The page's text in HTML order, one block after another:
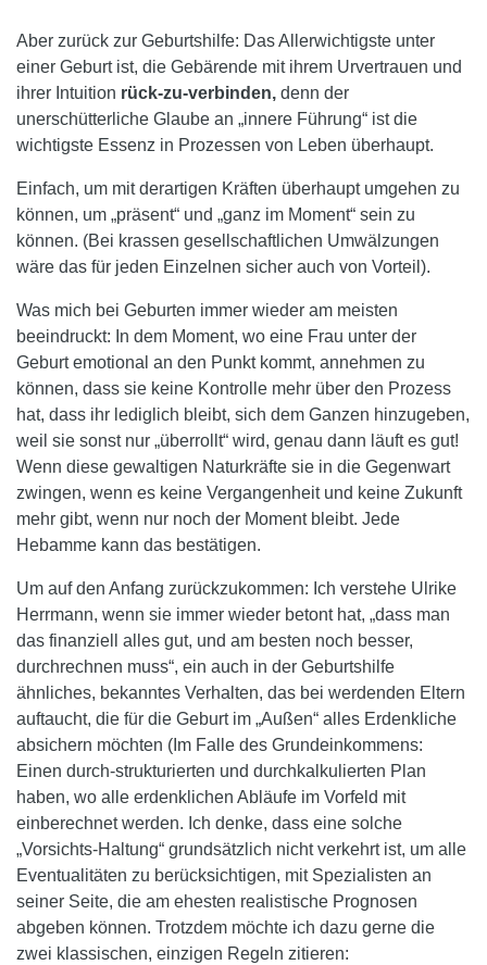
Aber zurück zur Geburtshilfe: Das Allerwichtigste unter
einer Geburt ist, die Gebärende mit ihrem Urvertrauen und
ihrer Intuition rück-zu-verbinden, denn der
unerschütterliche Glaube an „innere Führung“ ist die
wichtigste Essenz in Prozessen von Leben überhaupt.
Einfach, um mit derartigen Kräften überhaupt umgehen zu
können, um „präsent“ und „ganz im Moment“ sein zu
können. (Bei krassen gesellschaftlichen Umwälzungen
wäre das für jeden Einzelnen sicher auch von Vorteil).
Was mich bei Geburten immer wieder am meisten
beeindruckt: In dem Moment, wo eine Frau unter der
Geburt emotional an den Punkt kommt, annehmen zu
können, dass sie keine Kontrolle mehr über den Prozess
hat, dass ihr lediglich bleibt, sich dem Ganzen hinzugeben,
weil sie sonst nur „überrollt“ wird, genau dann läuft es gut!
Wenn diese gewaltigen Naturkräfte sie in die Gegenwart
zwingen, wenn es keine Vergangenheit und keine Zukunft
mehr gibt, wenn nur noch der Moment bleibt. Jede
Hebamme kann das bestätigen.
Um auf den Anfang zurückzukommen: Ich verstehe Ulrike
Herrmann, wenn sie immer wieder betont hat, „dass man
das finanziell alles gut, und am besten noch besser,
durchrechnen muss“, ein auch in der Geburtshilfe
ähnliches, bekanntes Verhalten, das bei werdenden Eltern
auftaucht, die für die Geburt im „Außen“ alles Erdenkliche
absichern möchten (Im Falle des Grundeinkommens:
Einen durch-strukturierten und durchkalkulierten Plan
haben, wo alle erdenklichen Abläufe im Vorfeld mit
einberechnet werden. Ich denke, dass eine solche
„Vorsichts-Haltung“ grundsätzlich nicht verkehrt ist, um alle
Eventualitäten zu berücksichtigen, mit Spezialisten an
seiner Seite, die am ehesten realistische Prognosen
abgeben können. Trotzdem möchte ich dazu gerne die
zwei klassischen, einzigen Regeln zitieren: